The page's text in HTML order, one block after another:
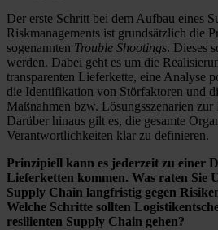
Der erste Schritt bei dem Aufbau eines
Riskmanagements ist grundsätzlich die
sogenannten Trouble Shootings. Dieses
werden. Dabei geht es um die
transparenten Lieferkette, eine Analyse
die Identifikation von Störfaktoren und
Maßnahmen bzw. Lösungsszenarien zur
Darüber hinaus gilt es, die gesamte
Verantwortlichkeiten klar zu definieren.
Prinzipiell kann es jederzeit zu einer
Lieferketten kommen. Was raten Sie
Supply Chain langfristig gegen
Welche Schritte sollten
resilienten Supply Chain gehen?